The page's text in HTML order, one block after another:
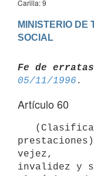
Carilla: 9
MINISTERIO DE
Fe de
05/11/1996
Artículo 60
vejez,
invalidez y